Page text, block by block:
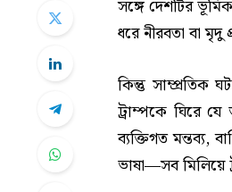
সঙ্গে দেশটির
ধরে নীরবতা বা মৃদু
কিন্তু সাম্প্রতিক
ট্রাম্পকে ঘিরে
ব্যক্তিগত মন্তব্য,
ভাষা—সব মিলিয়ে